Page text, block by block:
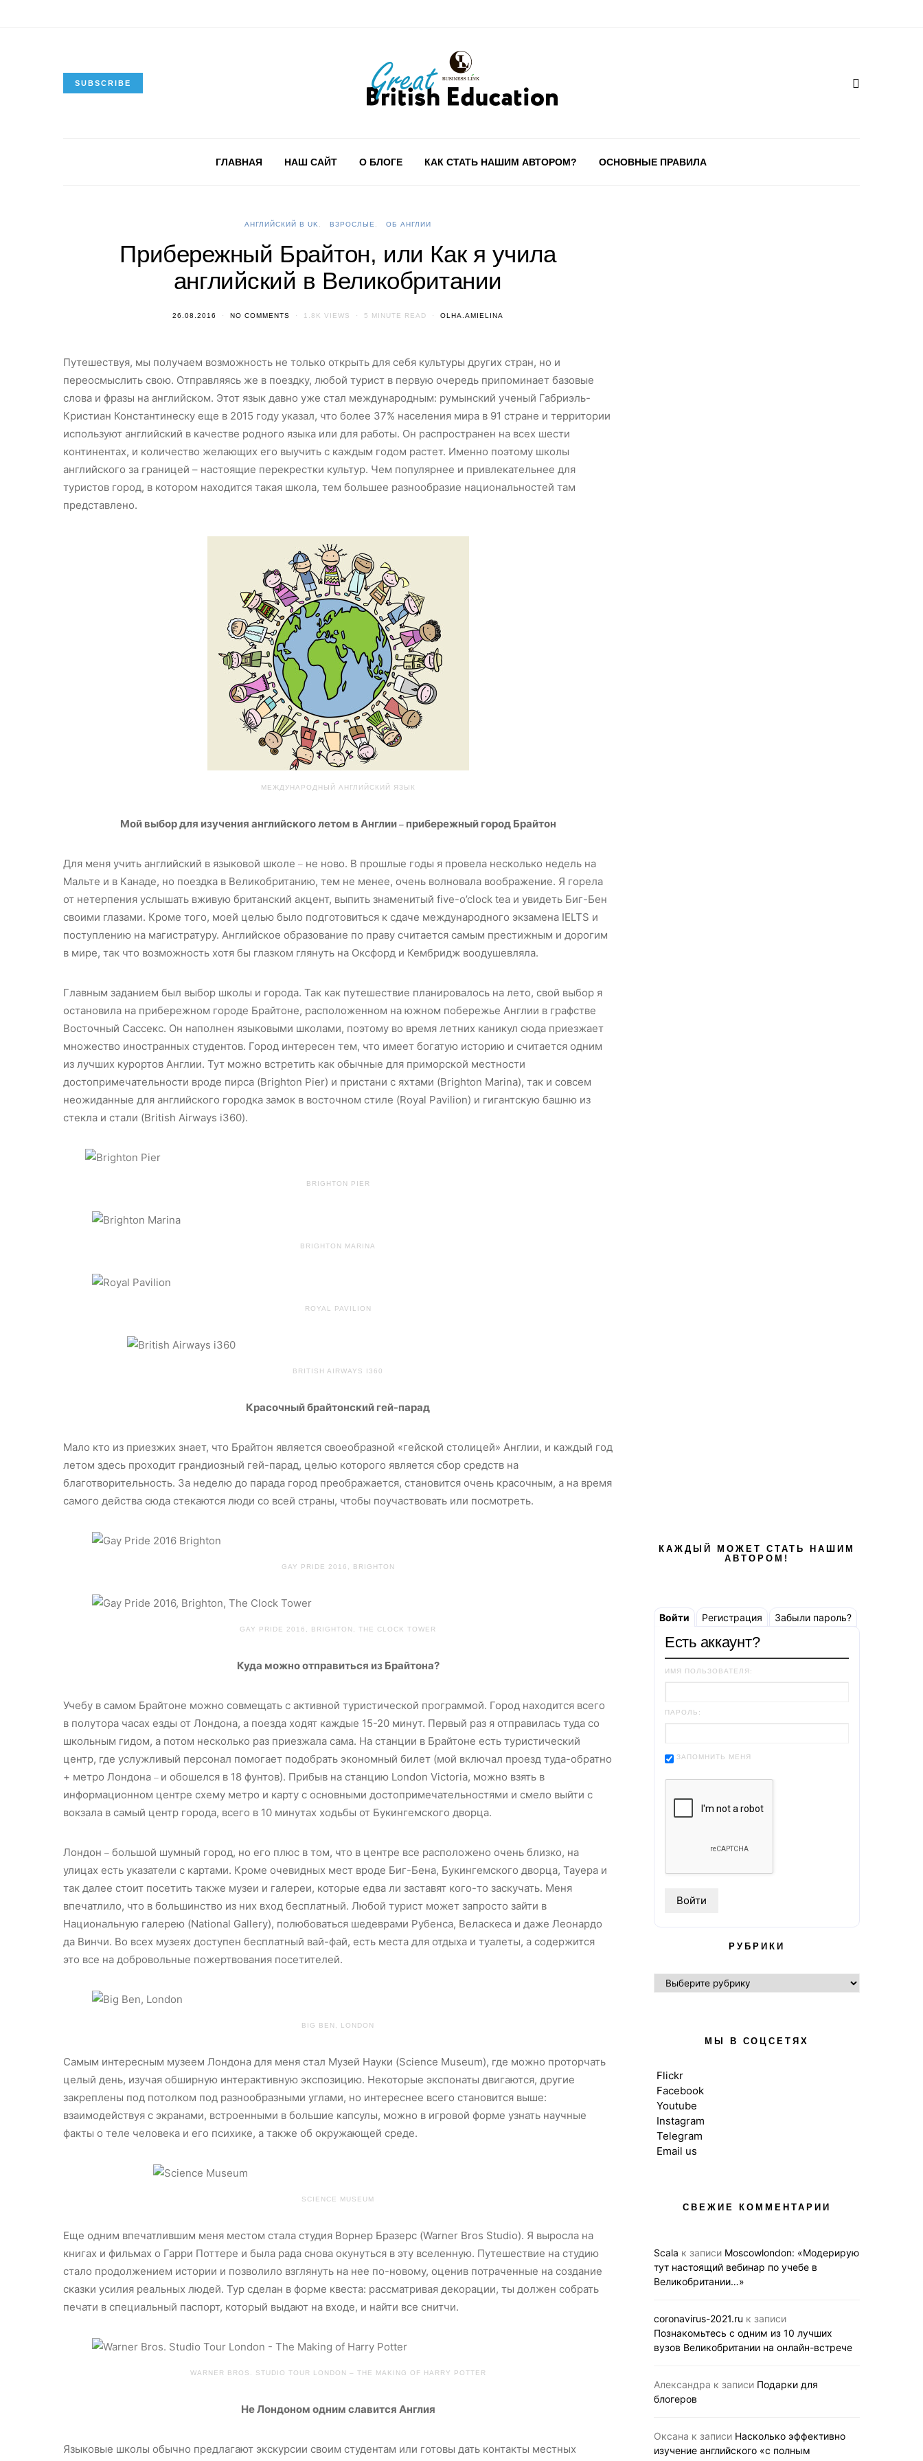
SUBSCRIBE
ГЛАВНАЯ НАШ САЙТ О БЛОГЕ КАК СТАТЬ НАШИМ АВТОРОМ? ОСНОВНЫЕ ПРАВИЛА
АНГЛИЙСКИЙ В UK ВЗРОСЛЫЕ ОБ АНГЛИИ
Прибережный Брайтон, или Как я учила
английский в Великобритании
26.08.2016 NO COMMENTS 1.8K VIEWS 5 MINUTE READ OLHA.AMIELINA
Путешествуя, мы получаем возможность не только открыть для себя культуры других стран, но и
переосмыслить свою. Отправляясь же в поездку, любой турист в первую очередь припоминает базовые
слова и фразы на английском. Этот язык давно уже стал международным: румынский ученый Габриэль-
Кристиан Константинеску еще в 2015 году указал, что более 37% населения мира в 91 стране и территории
используют английский в качестве родного языка или для работы. Он распространен на всех шести
континентах, и количество желающих его выучить с каждым годом растет. Именно поэтому школы
английского за границей – настоящие перекрестки культур. Чем популярнее и привлекательнее для
туристов город, в котором находится такая школа, тем большее разнообразие национальностей там
представлено.
МЕЖДУНАРОДНЫЙ АНГЛИЙСКИЙ ЯЗЫК
Мой выбор для изучения английского летом в Англии–прибережный город Брайтон
Для меня учить английский в языковой школе – не ново. В прошлые годы я провела несколько недель на
Мальте и в Канаде, но поездка в Великобританию, тем не менее, очень волновала воображение. Я горела
от нетерпения услышать вживую британский акцент, выпить знаменитый five-o’clock tea и увидеть Биг-Бен
своими глазами. Кроме того, моей целью было подготовиться к сдаче международного экзамена IELTS и
поступлению на магистратуру. Английское образование по праву считается самым престижным и дорогим
в мире, так что возможность хотя бы глазком глянуть на Оксфорд и Кембридж воодушевляла.
Главным заданием был выбор школы и города. Так как путешествие планировалось на лето, свой выбор я
остановила на прибережном городе Брайтоне, расположенном на южном побережье Англии в графстве
Восточный Сассекс. Он наполнен языковыми школами, поэтому во время летних каникул сюда приезжает
множество иностранных студентов. Город интересен тем, что имеет богатую историю и считается одним
из лучших курортов Англии. Тут можно встретить как обычные для приморской местности
достопримечательности вроде пирса (Brighton Pier) и пристани с яхтами (Brighton Marina), так и совсем
неожиданные для английского городка замок в восточном стиле (Royal Pavilion) и гигантскую башню из
стекла и стали (British Airways i360).
BRIGHTON PIER
BRIGHTON MARINA
ROYAL PAVILION
BRITISH AIRWAYS I360
Красочный брайтонский гей-парад
Мало кто из приезжих знает, что Брайтон является своеобразной «гейской столицей» Англии, и каждый год
летом здесь проходит грандиозный гей-парад, целью которого является сбор средств на
благотворительность. За неделю до парада город преображается, становится очень красочным, а на время
самого действа сюда стекаются люди со всей страны, чтобы поучаствовать или посмотреть.
GAY PRIDE 2016, BRIGHTON
GAY PRIDE 2016, BRIGHTON, THE CLOCK TOWER
Куда можно отправиться из Брайтона?
Учебу в самом Брайтоне можно совмещать с активной туристической программой. Город находится всего
в полутора часах езды от Лондона, а поезда ходят каждые 15-20 минут. Первый раз я отправилась туда со
школьным гидом, а потом несколько раз приезжала сама. На станции в Брайтоне есть туристический
центр, где услужливый персонал помогает подобрать экономный билет (мой включал проезд туда-обратно
+ метро Лондона – и обошелся в 18 фунтов). Прибыв на станцию London Victoria, можно взять в
информационном центре схему метро и карту с основными достопримечательностями и смело выйти с
вокзала в самый центр города, всего в 10 минутах ходьбы от Букингемского дворца.
Лондон – большой шумный город, но его плюс в том, что в центре все расположено очень близко, на
улицах есть указатели с картами. Кроме очевидных мест вроде Биг-Бена, Букингемского дворца, Тауера и
так далее стоит посетить также музеи и галереи, которые едва ли заставят кого-то заскучать. Меня
впечатлило, что в большинство из них вход бесплатный. Любой турист может запросто зайти в
Национальную галерею (National Gallery), полюбоваться шедеврами Рубенса, Веласкеса и даже Леонардо
да Винчи. Во всех музеях доступен бесплатный вай-фай, есть места для отдыха и туалеты, а содержится
это все на добровольные пожертвования посетителей.
BIG BEN, LONDON
Самым интересным музеем Лондона для меня стал Музей Науки (Science Museum), где можно проторчать
целый день, изучая обширную интерактивную экспозицию. Некоторые экспонаты двигаются, другие
закреплены под потолком под разнообразными углами, но интереснее всего становится выше:
взаимодействуя с экранами, встроенными в большие капсулы, можно в игровой форме узнать научные
факты о теле человека и его психике, а также об окружающей среде.
SCIENCE MUSEUM
Еще одним впечатлившим меня местом стала студия Ворнер Бразерс (Warner Bros Studio). Я выросла на
книгах и фильмах о Гарри Поттере и была рада снова окунуться в эту вселенную. Путешествие на студию
стало продолжением истории и позволило взглянуть на нее по-новому, оценив потраченные на создание
сказки усилия реальных людей. Тур сделан в форме квеста: рассматривая декорации, ты должен собрать
печати в специальный паспорт, который выдают на входе, и найти все снитчи.
WARNER BROS. STUDIO TOUR LONDON – THE MAKING OF HARRY POTTER
Не Лондоном одним славится Англия
Языковые школы обычно предлагают экскурсии своим студентам или готовы дать контакты местных
КАЖДЫЙ МОЖЕТ СТАТЬ НАШИМ
АВТОРОМ!
Войти Регистрация Забыли пароль?
Есть аккаунт?
ИМЯ ПОЛЬЗОВАТЕЛЯ:
ПАРОЛЬ:
ЗАПОМНИТЬ МЕНЯ
РУБРИКИ
РУБРИКИ
МЫ В СОЦСЕТЯХ
Flickr
Facebook
Youtube
Instagram
Telegram
Email us
СВЕЖИЕ КОММЕНТАРИИ
Scala к записи Moscowlondon: «Модерирую
тут настоящий вебинар по учебе в
Великобритании…»
coronavirus-2021.ru к записи
Познакомьтесь с одним из 10 лучших
вузов Великобритании на онлайн-встрече
Александра к записи Подарки для
блогеров
Оксана к записи Насколько эффективно
изучение английского «с полным